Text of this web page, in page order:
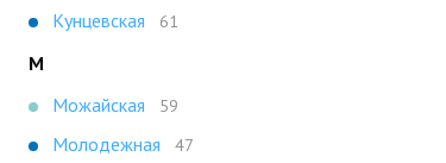
Кунцевская 61
М
Можайская
59
Молодежная 47